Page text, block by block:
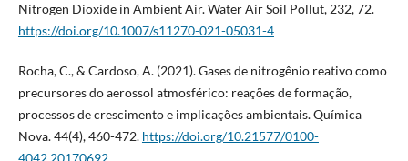
Nitrogen Dioxide in Ambient Air. Water Air Soil Pollut, 232, 72.
https://doi.org/10.1007/s11270-021-05031-4
Rocha, C., & Cardoso, A. (2021). Gases de nitrogênio reativo como
precursores do aerossol atmosférico: reações de formação,
processos de crescimento e implicações ambientais. Química
Nova. 44(4), 460-472. https://doi.org/10.21577/0100-
4042.20170692